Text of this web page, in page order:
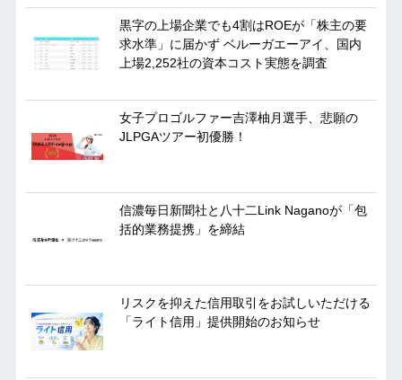
黒字の上場企業でも4割はROEが「株主の要
求水準」に届かず ベルーガエーアイ、国内
上場2,252社の資本コスト実態を調査
女子プロゴルファー吉澤柚月選手、悲願の
JLPGAツアー初優勝！
信濃毎日新聞社と八十二Link Naganoが「包
括的業務提携」を締結
リスクを抑えた信用取引をお試しいただける
「ライト信用」提供開始のお知らせ